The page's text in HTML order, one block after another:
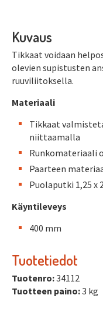
Kuvaus
Tikkaat voidaan
olevien supistusten
ruuviliitoksella.
Materiaali
Tikkaat
niittaamalla
Runkomateriaali
Paarteen
Puolaputki 1,25 x
Käyntileveys
400 mm
Tuotetiedot
Tuotenro:34112
Tuotteen paino:3 kg